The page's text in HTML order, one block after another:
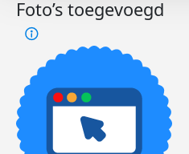
Foto’s toegevoegd